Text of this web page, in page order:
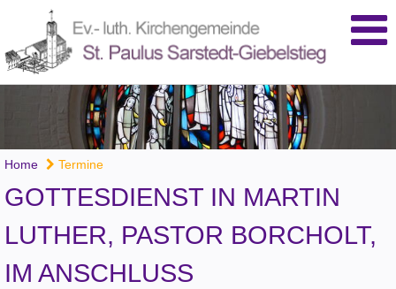
Home Termine
GOTTESDIENST IN MARTIN
LUTHER, PASTOR BORCHOLT,
IM ANSCHLUSS